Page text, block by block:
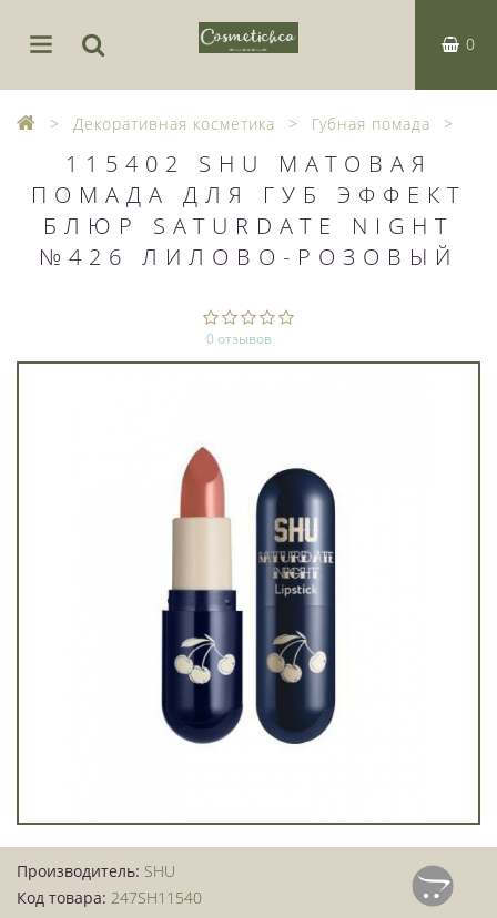
0
Декоративная косметика Губная помада
115402 SHU МАТОВАЯ
ПОМАДА ДЛЯ ГУБ ЭФФЕКТ
БЛЮР SATURDATE NIGHT
№426 ЛИЛОВО-РОЗОВЫЙ
0 отзывов
Производитель: SHU
Код товара: 247SH11540